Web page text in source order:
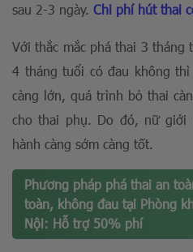
sau 2-3 ngày. Chi phí hút thai
Với thắc mắc phá thai 3 tháng
4 tháng tuổi có đau không
càng lớn, quá trình bỏ thai
cho thai phụ. Do đó, nữ
hành càng sớm càng tốt.
Phương pháp phá thai an
toàn, không đau tại Phòng
Nội: Hỗ trợ 50% phí